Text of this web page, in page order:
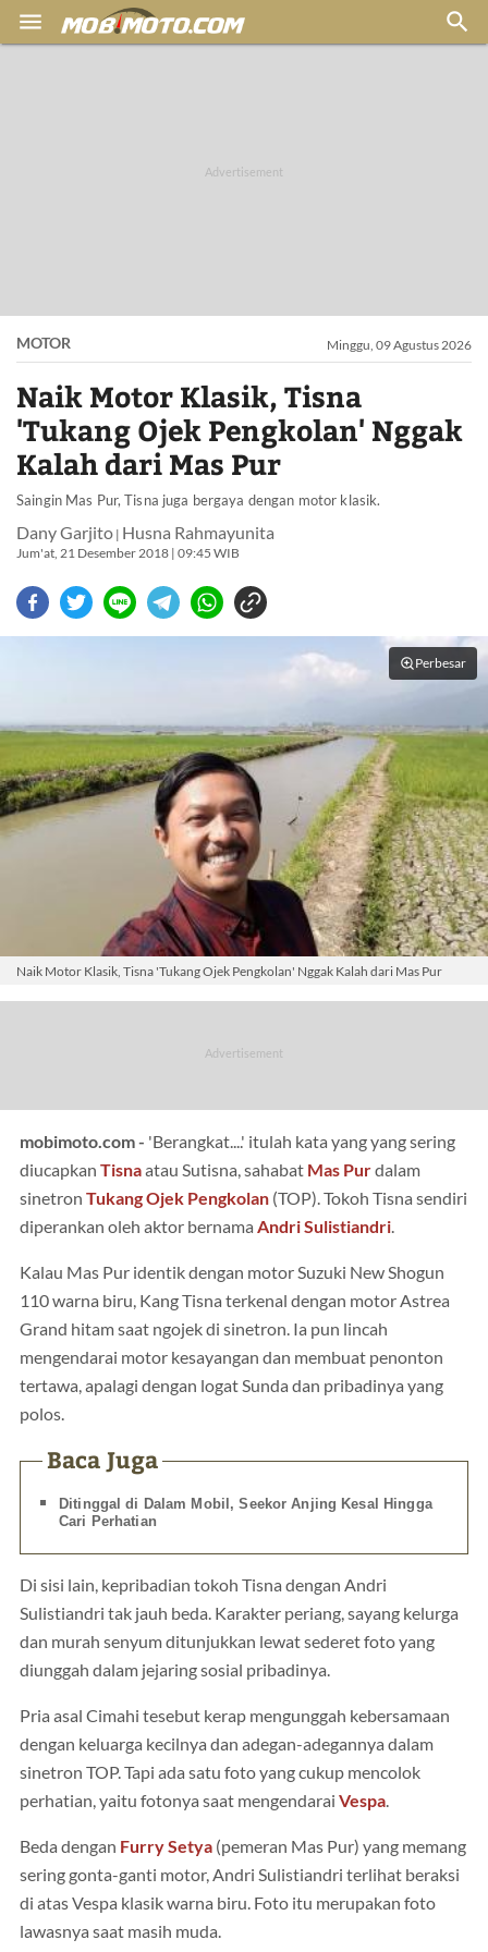
 
MOTOR Minggu, 09 Agustus 2026
Naik Motor Klasik, Tisna
'Tukang Ojek Pengkolan' Nggak
Kalah dari Mas Pur
Saingin Mas Pur, Tisna juga bergaya dengan motor klasik.
Dany Garjito | Husna Rahmayunita
Jum'at, 21 Desember 2018 | 09:45 WIB
Perbesar
Naik Motor Klasik, Tisna 'Tukang Ojek Pengkolan' Nggak Kalah dari Mas Pur
mobimoto.com - 'Berangkat....' itulah kata yang yang sering
diucapkan Tisnaatau Sutisna, sahabat Mas Purdalam
sinetron Tukang Ojek Pengkolan (TOP). Tokoh Tisna sendiri
diperankan oleh aktor bernama Andri Sulistiandri.
Kalau Mas Pur identik dengan motor Suzuki New Shogun
110 warna biru, Kang Tisna terkenal dengan motor Astrea
Grand hitam saat ngojek di sinetron. Ia pun lincah
mengendarai motor kesayangan dan membuat penonton
tertawa, apalagi dengan logat Sunda dan pribadinya yang
polos.
Baca Juga
Ditinggal di Dalam Mobil, Seekor Anjing Kesal Hingga
Cari Perhatian
Di sisi lain, kepribadian tokoh Tisna dengan Andri
Sulistiandri tak jauh beda. Karakter periang, sayang kelurga
dan murah senyum ditunjukkan lewat sederet foto yang
diunggah dalam jejaring sosial pribadinya.
Pria asal Cimahi tesebut kerap mengunggah kebersamaan
dengan keluarga kecilnya dan adegan-adegannya dalam
sinetron TOP. Tapi ada satu foto yang cukup mencolok
perhatian, yaitu fotonya saat mengendarai Vespa.
Beda dengan Furry Setya (pemeran Mas Pur) yang memang
sering gonta-ganti motor, Andri Sulistiandri terlihat beraksi
di atas Vespa klasik warna biru. Foto itu merupakan foto
lawasnya saat masih muda.